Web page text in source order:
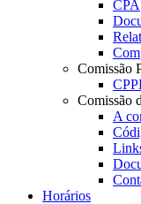
CPA
Comissão
Comissão
A
Horários